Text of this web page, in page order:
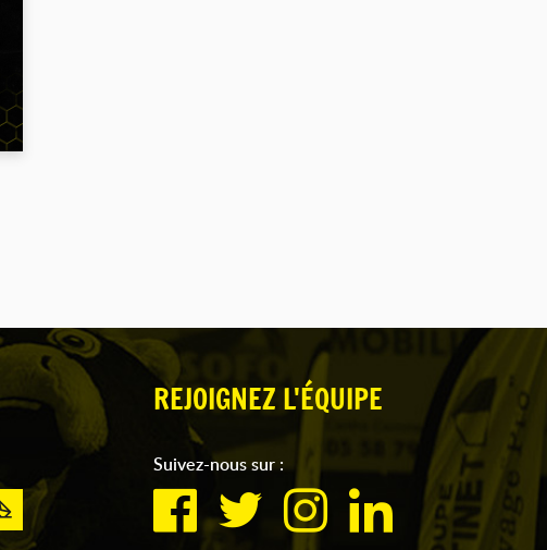
REJOIGNEZ L'ÉQUIPE
Suivez-nous sur :